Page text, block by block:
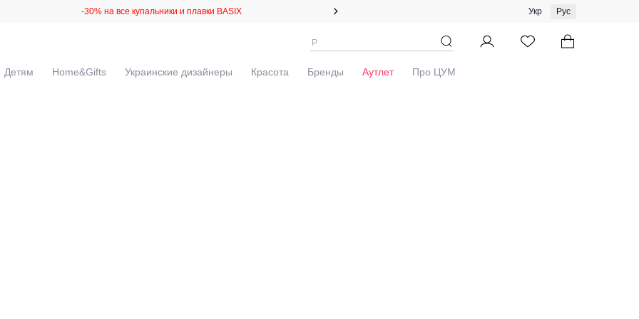
-30% на все купальники и плавки BASIX Специальное предложение на одежду и платки ЦУМ by GUNIA
Укр Рус
Детям Home&Gifts Украинские дизайнеры Красота Бренды Аутлет Про ЦУМ